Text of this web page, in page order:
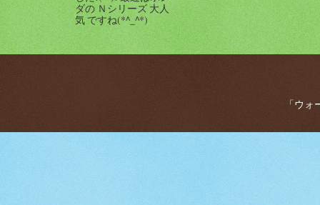
ダの Ｎシリーズ 大人
気 ですね(*^_^*)
「ウ